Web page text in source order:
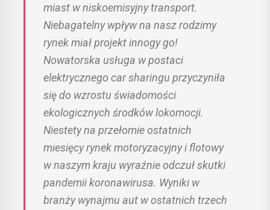
miast w niskoemisyjny transport.
Niebagatelny wpływ na nasz rodzimy
rynek miał projekt innogy go!
Nowatorska usługa w postaci
elektrycznego car sharingu przyczyniła
się do wzrostu świadomości
ekologicznych środków lokomocji.
Niestety na przełomie ostatnich
miesięcy rynek motoryzacyjny i flotowy
w naszym kraju wyraźnie odczuł skutki
pandemii koronawirusa. Wyniki w
branży wynajmu aut w ostatnich trzech